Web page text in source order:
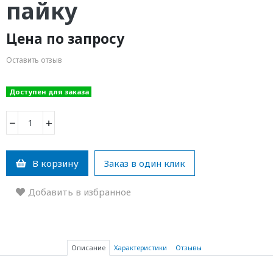
пайку
Цена по запросу
Оставить отзыв
Доступен для заказа
− +
В корзину Заказ в один клик
Добавить в избранное
Описание Характеристики Отзывы